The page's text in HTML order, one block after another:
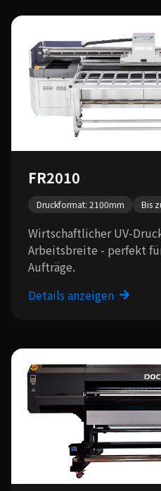
FR2010
Druckformat: 2100mm Bis
Wirtschaftlicher UV-
Arbeitsbreite - perfekt
Aufträge.
Details anzeigen